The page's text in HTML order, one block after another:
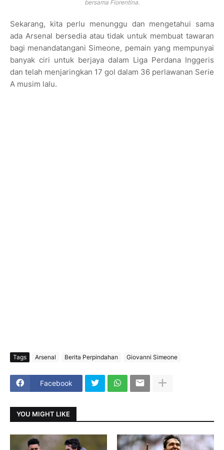
bersama Fiorentina.
Sekarang, kita perlu menunggu dan mengetahui sama
ada Arsenal bersedia atau tidak untuk membuat tawaran
bagi menandatangani Simeone, pemain yang mempunyai
banyak ciri untuk berjaya dalam Liga Perdana Inggeris
dan telah menjaringkan 17 gol dalam 36 perlawanan Serie
A musim lalu.
Tags Arsenal Berita Perpindahan Giovanni Simeone
Facebook
YOU MIGHT LIKE